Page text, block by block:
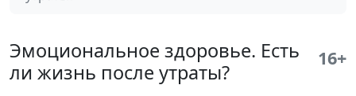
Эмоциональное здоровье. Есть
ли жизнь после утраты?
16+
мотивацию и
продуктивность?
психолог; Мария
Вачева, психолог;